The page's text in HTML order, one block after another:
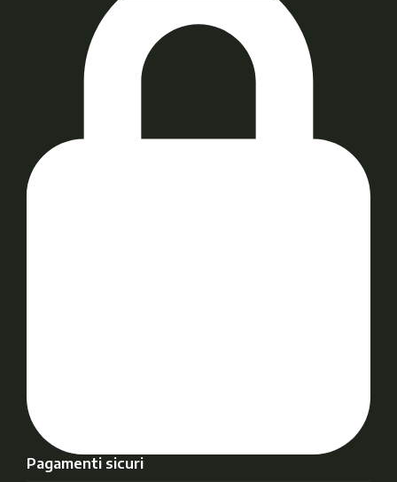
Pagamenti sicuri